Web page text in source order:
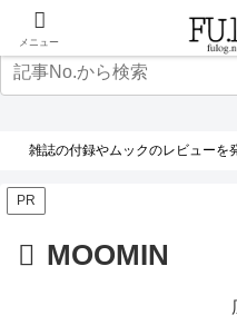
雑誌の付録やムックのレビューを
PR
MOOMIN
メニュー